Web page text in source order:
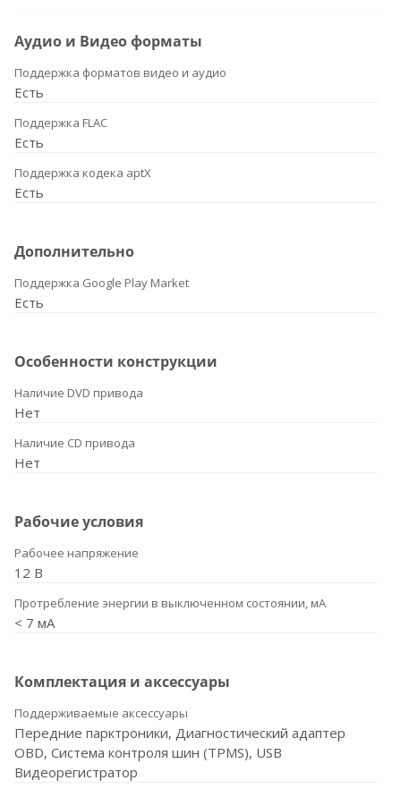
Аудио и Видео форматы
Поддержка форматов видео и аудио
Есть
Поддержка FLAC
Есть
Поддержка кодека aptX
Есть
Дополнительно
Поддержка Google Play Market
Есть
Особенности конструкции
Наличие DVD привода
Нет
Наличие CD привода
Нет
Рабочие условия
Рабочее напряжение
12 В
Протребление энергии в выключенном состоянии, мА
< 7 мА
Комплектация и аксессуары
Поддерживаемые аксессуары
Передние парктроники, Диагностический адаптер
OBD, Система контроля шин (TPMS), USB
Видеорегистратор